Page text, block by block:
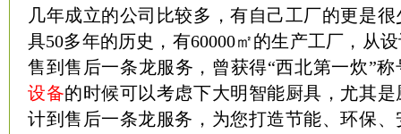
几年成立的公司比较多，有自己工厂的更是
具50多年的历史，有60000㎡的生产工厂，从
售到售后一条龙服务，曾获得“西北第一炊”
设备的时候可以考虑下大明智能厨具，尤其
计到售后一条龙服务，为您打造节能、环保